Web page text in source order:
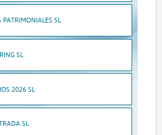
PATRIMONIALES SL
SL
2026 SL
SL